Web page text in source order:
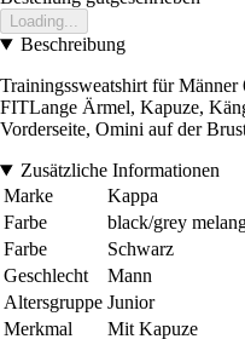
Loading...
Beschreibung
Trainingssweatshirt für
FITLange Ärmel, Kapuze,
Vorderseite, Omini auf der
Zusätzliche Informationen
Marke
Kappa
Farbe
black/grey
Farbe
Schwarz
Geschlecht
Mann
Altersgruppe Junior
Merkmal
Mit Kapuze